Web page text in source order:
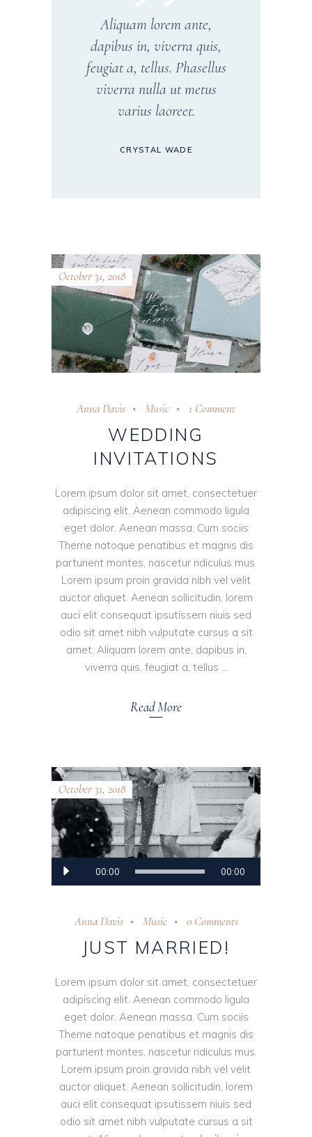
Aliquam lorem ante,
dapibus in, viverra quis,
feugiat a, tellus. Phasellus
viverra nulla ut metus
varius laoreet.
CRYSTAL WADE
October 31, 2018
Anna Davis Music 1 Comment
WEDDING
INVITATIONS
Lorem ipsum dolor sit amet, consectetuer
adipiscing elit. Aenean commodo ligula
eget dolor. Aenean massa. Cum sociis
Theme natoque penatibus et magnis dis
parturient montes, nascetur ridiculus mus.
Lorem ipsum proin gravida nibh vel velit
auctor aliquet. Aenean sollicitudin, lorem
auci elit consequat ipsutissem niuis sed
odio sit amet nibh vulputate cursus a sit
amet. Aliquam lorem ante, dapibus in,
viverra quis, feugiat a, tellus
Read More
October 31, 2018
Audio
Player
00:00 00:00
Anna Davis Music 0 Comments
JUST MARRIED!
Lorem ipsum dolor sit amet, consectetuer
adipiscing elit. Aenean commodo ligula
eget dolor. Aenean massa. Cum sociis
Theme natoque penatibus et magnis dis
parturient montes, nascetur ridiculus mus.
Lorem ipsum proin gravida nibh vel velit
auctor aliquet. Aenean sollicitudin, lorem
auci elit consequat ipsutissem niuis sed
odio sit amet nibh vulputate cursus a sit